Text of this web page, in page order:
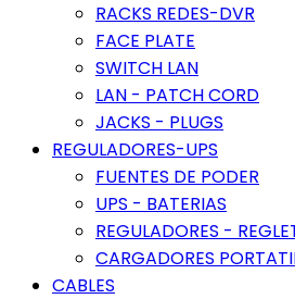
RACKS REDES-DVR
FACE PLATE
SWITCH LAN
LAN - PATCH CORD
JACKS - PLUGS
REGULADORES-UPS
FUENTES DE PODER
UPS - BATERIAS
REGULADORES -
CARGADORES
CABLES